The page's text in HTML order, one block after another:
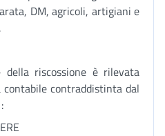
DM, agricoli, artigiani e
riscossione è rilevata
contraddistinta dal